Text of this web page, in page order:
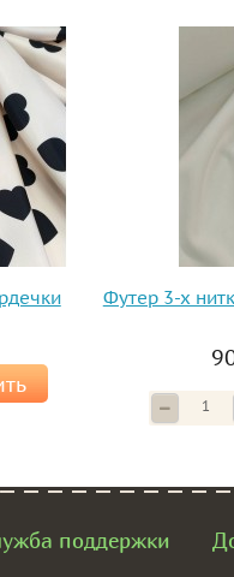
Футер 3-х
поддержки